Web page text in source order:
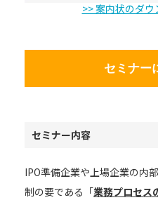
>> 案内状のダ
セミナー
セミナー内容
IPO準備企業や上場企業の内
制の要である「業務プロセス